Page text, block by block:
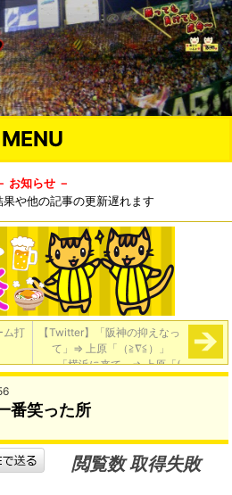
MENU
お知らせ －
果や他の記事の更新遅れます
ム打
【Twitter】「阪神の抑えなっ
て」⇒ 上原「（≧∇≦）」
「横浜に来て」⇒ 上原「(
^ω^ )」 「巨人で背番号19番
君が付けてるからね(^_^;)」
番笑った所
閲覧数 取得失敗